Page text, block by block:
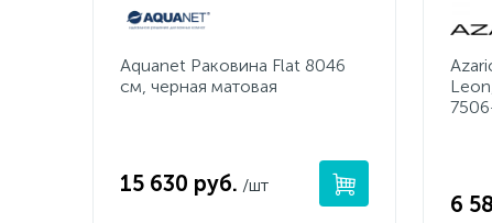
Aquanet Раковина Flat 8046
см, черная матовая
15 630 руб. /шт
6